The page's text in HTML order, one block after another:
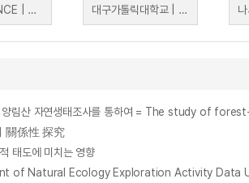
YTN SCIENCE | YTN SCIENCE
대구가톨릭대학교 | 장택원
關係性 探究
태도에 미치는 영향
of Natural Ecology Exploration Activity